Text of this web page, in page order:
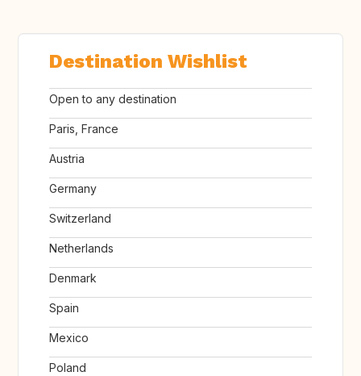
Destination Wishlist
Open to any destination
Paris, France
Austria
Germany
Switzerland
Netherlands
Denmark
Spain
Mexico
Poland